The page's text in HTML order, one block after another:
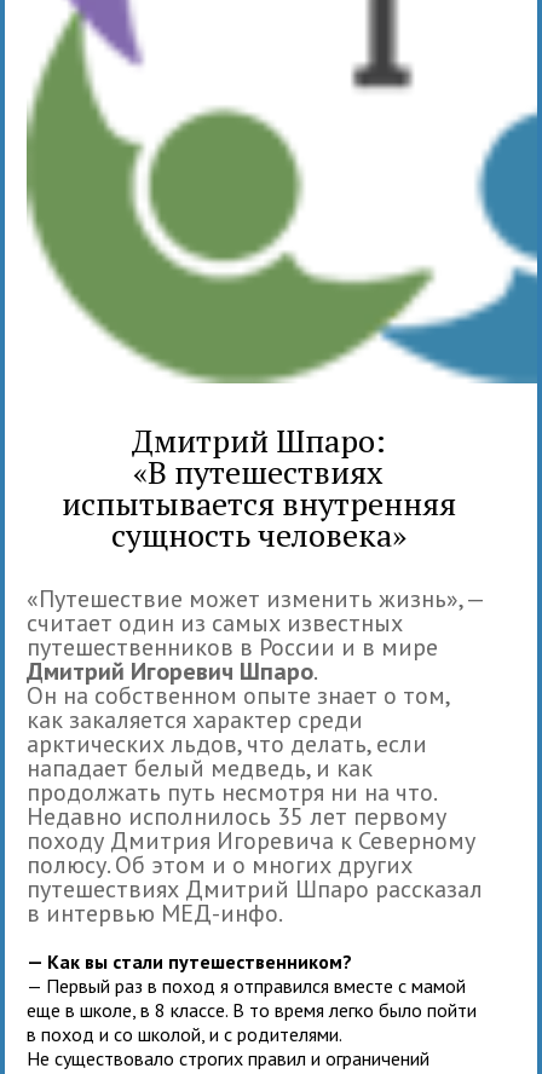
Дмитрий Шпаро:
«В путешествиях
испытывается внутренняя
сущность человека»
«Путешествие может изменить жизнь», —
считает один из самых известных
путешественников в России и в мире
Дмитрий Игоревич Шпаро.
Он на собственном опыте знает о том,
как закаляется характер среди
арктических льдов, что делать, если
нападает белый медведь, и как
продолжать путь несмотря ни на что.
Недавно исполнилось 35 лет первому
походу Дмитрия Игоревича к Северному
полюсу. Об этом и о многих других
путешествиях Дмитрий Шпаро рассказал
в интервью МЕД-инфо.
— Как вы стали путешественником?
— Первый раз в поход я отправился вместе с мамой
еще в школе, в 8 классе. В то время легко было пойти
в поход и со школой, и с родителями.
Не существовало строгих правил и ограничений